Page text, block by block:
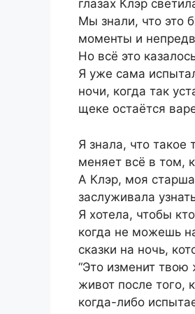
глазах Клэр
Мы знали, что это
моменты и
Но всё это
Я уже сама
ночи, когда так
щеке остаётся
Я знала, что
меняет всё в том,
А Клэр, моя
заслуживала
Я хотела, чтобы
когда не можешь
сказки на ночь,
“Это изменит
живот после того,
когда-либо